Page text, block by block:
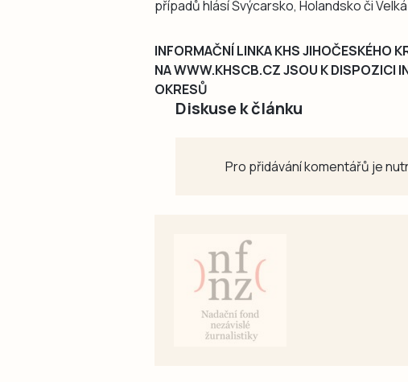
případů hlásí Švýcarsko, Holandsko či
INFORMAČNÍ LINKA KHS JIHOČESKÉHO
NA WWW.KHSCB.CZ JSOU K DISPOZICI
OKRESŮ
Diskuse k článku
Pro přidávání komentářů je